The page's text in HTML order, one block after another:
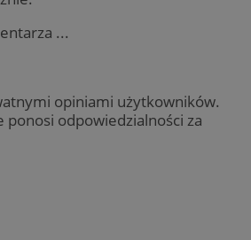
...
opiniami użytkowników.
ponosi odpowiedzialności za